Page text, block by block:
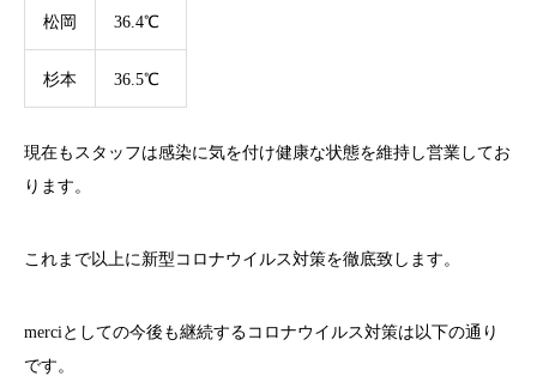
松岡 36.4℃
杉本 36.5℃
現在もスタッフは感染に気を付け健康な状態を維持し営業してお
ります。
これまで以上に新型コロナウイルス対策を徹底致します。
merci としての今後も継続するコロナウイルス対策は以下の通り
です。